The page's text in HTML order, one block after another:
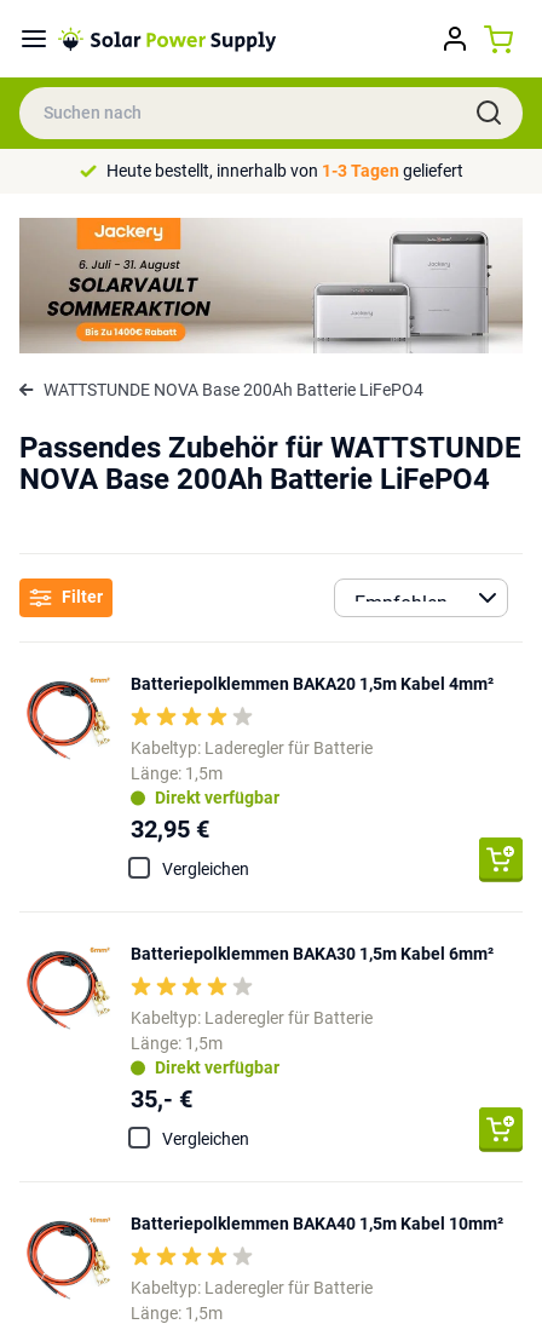
Heute bestellt, innerhalb von 1-3 Tagengeliefert
WATTSTUNDE NOVA Base 200Ah Batterie LiFePO4
Passendes Zubehör für WATTSTUNDE
NOVA Base 200Ah Batterie LiFePO4
Filter
Batteriepolklemmen BAKA20 1,5m Kabel 4mm²
Kabeltyp: Laderegler für Batterie
Länge: 1,5m
Direkt verfügbar
32,95 €
Vergleichen
Batteriepolklemmen BAKA30 1,5m Kabel 6mm²
Kabeltyp: Laderegler für Batterie
Länge: 1,5m
Direkt verfügbar
35,- €
Vergleichen
Batteriepolklemmen BAKA40 1,5m Kabel 10mm²
Kabeltyp: Laderegler für Batterie
Länge: 1,5m